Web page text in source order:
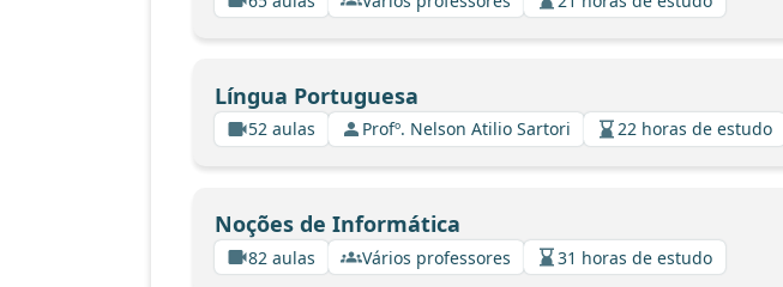
Língua Portuguesa
52 aulas Profº. Nelson Atilio Sartori 22 horas de estudo
Noções de Informática
82 aulas Vários professores 31 horas de estudo